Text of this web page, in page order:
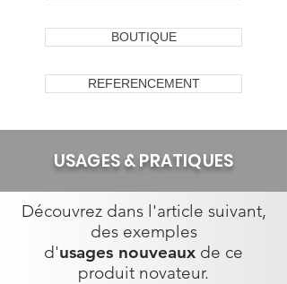
BOUTIQUE
REFERENCEMENT
USAGES & PRATIQUES
Découvrez dans l'article suivant,
des exemples
d'usages nouveaux de ce
produit novateur.